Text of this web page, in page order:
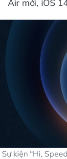
Air mới, iOS
Sự kiện “Hi,